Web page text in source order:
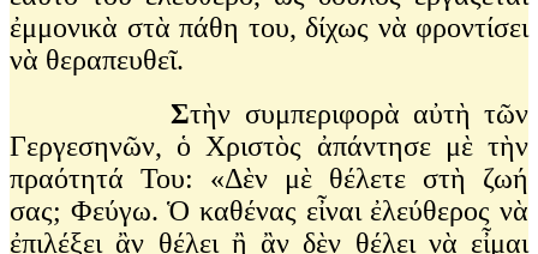
ἐμμονικὰ στὰ πάθη του, δίχως νὰ φροντίσει
νὰ θεραπευθεῖ.
Στὴν συμπεριφορὰ αὐτὴ τῶν
Γεργεσηνῶν, ὁ Χριστὸς ἀπάντησε μὲ τὴν
πραότητά Του: «Δὲν μὲ θέλετε στὴ ζωή
σας; Φεύγω. Ὁ καθένας εἶναι ἐλεύθερος νὰ
ἐπιλέξει ἂν θέλει ἢ ἂν δὲν θέλει νὰ εἶμαι